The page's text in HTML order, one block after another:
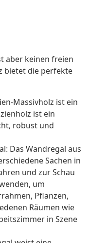
aber keinen freien
bietet die perfekte
Massivholz ist ein
ist ein
robust und
Das Wandregal aus
Sachen in
und zur Schau
um
Pflanzen,
Räumen wie
in Szene